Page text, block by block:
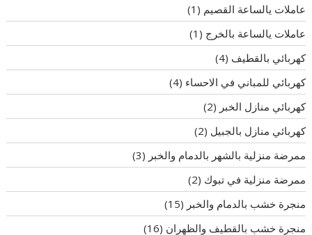
عاملات يالساعة القصيم (1)
عاملات يالساعة بالخرج (1)
كهربائي بالقطيف (4)
كهربائي للمباني في الاحساء (4)
كهربائي منازل الخبر (2)
كهربائي منازل بالجبيل (2)
ممرضة منزلية بالشهر بالدمام والخبر (3)
ممرضة منزلية في تبوك (2)
منجرة خشب بالدمام والخبر (15)
منجرة خشب بالقطيف والظهران (16)